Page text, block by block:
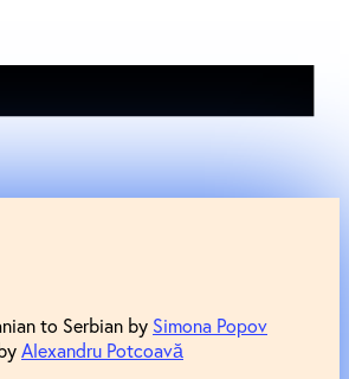
to Serbian by Simona Popov
Alexandru Potcoavă